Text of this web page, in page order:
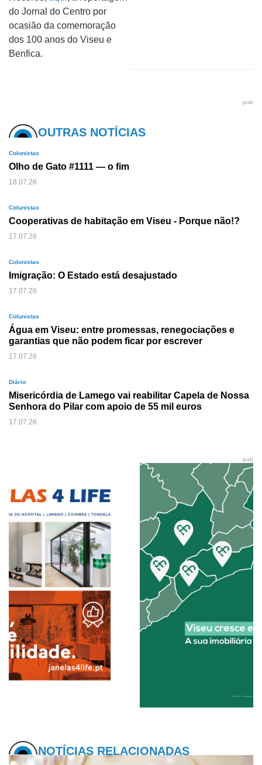
do Jornal do Centro por
ocasião da comemoração
dos 100 anos do Viseu e
Benfica.
pub
OUTRAS NOTÍCIAS
Colunistas
Olho de Gato #1111 — o fim
18.07.26
Colunistas
Cooperativas de habitação em Viseu - Porque não!?
17.07.26
Colunistas
Imigração: O Estado está desajustado
17.07.26
Colunistas
Água em Viseu: entre promessas, renegociações e
garantias que não podem ficar por escrever
17.07.26
Diário
Misericórdia de Lamego vai reabilitar Capela de Nossa
Senhora do Pilar com apoio de 55 mil euros
17.07.26
pub
NOTÍCIAS RELACIONADAS